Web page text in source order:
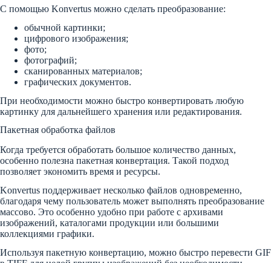
С помощью Konvertus можно сделать преобразование:
обычной картинки;
цифрового изображения;
фото;
фотографий;
сканированных материалов;
графических документов.
При необходимости можно быстро конвертировать любую
картинку для дальнейшего хранения или редактирования.
Пакетная обработка файлов
Когда требуется обработать большое количество данных,
особенно полезна пакетная конвертация. Такой подход
позволяет экономить время и ресурсы.
Konvertus поддерживает несколько файлов одновременно,
благодаря чему пользователь может выполнять преобразование
массово. Это особенно удобно при работе с архивами
изображений, каталогами продукции или большими
коллекциями графики.
Используя пакетную конвертацию, можно быстро перевести GIF